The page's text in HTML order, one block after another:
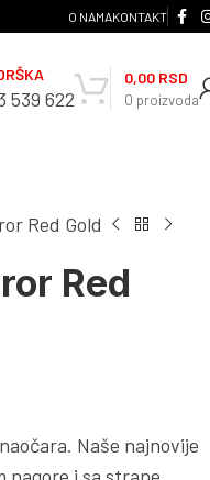
O NAMAKONTAKT
539 622 0 proizvoda
0,00 RSD
Red Gold
Red
naočara. Naše najnovije